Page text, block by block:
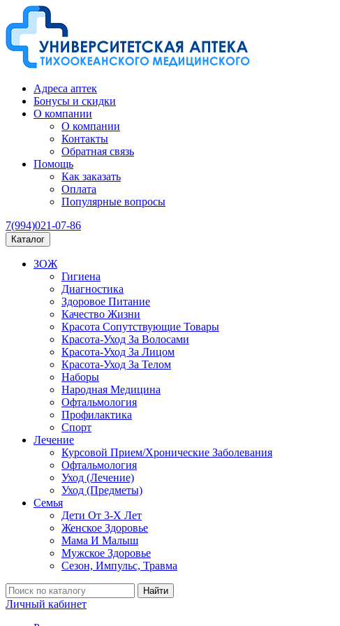
Адреса аптек
Бонусы и скидки
О компании
О компании
Контакты
Обратная связь
Помощь
Как заказать
Оплата
Популярные вопросы
7(994)021-07-86
Каталог
ЗОЖ
Гигиена
Диагностика
Здоровое Питание
Качество Жизни
Красота Сопутствующие Товары
Красота-Уход За Волосами
Красота-Уход За Лицом
Красота-Уход За Телом
Наборы
Народная Медицина
Офтальмология
Профилактика
Спорт
Лечение
Курсовой Прием/Хронические Заболевания
Офтальмология
Уход (Лечение)
Уход (Предметы)
Семья
Дети От 3-Х Лет
Женское Здоровье
Мама И Малыш
Мужское Здоровье
Сезон, Импульс, Травма
Найти
Личный кабинет